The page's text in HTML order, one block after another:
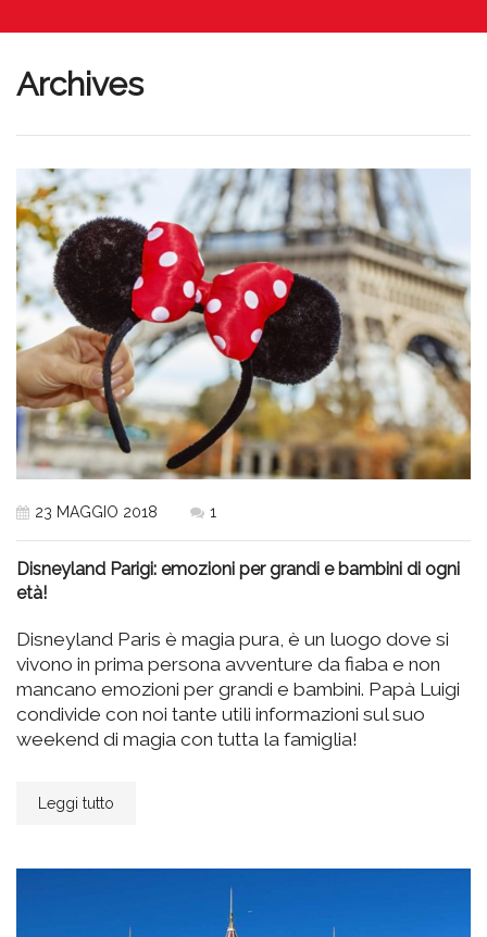
Archives
23 MAGGIO 2018 1
Disneyland Parigi: emozioni per grandi e bambini di ogni
età!
Disneyland Paris è magia pura, è un luogo dove si
vivono in prima persona avventure da fiaba e non
mancano emozioni per grandi e bambini. Papà Luigi
condivide con noi tante utili informazioni sul suo
weekend di magia con tutta la famiglia!
Leggi tutto